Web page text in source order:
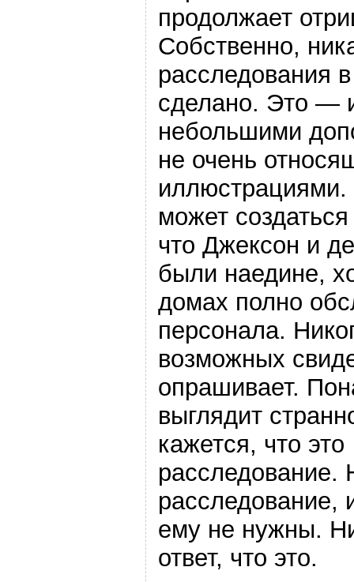
продолжает
Собственно,
расследования
сделано. Это —
небольшими
не очень
может
что Джексон и
были наедине,
домах полно
персонала.
возможных
опрашивает.
выглядит
кажется, что это
расследование.
расследование,
ему не нужны.
ответ, что это.